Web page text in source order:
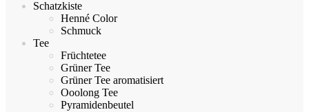
Schatzkiste
Henné Color
Schmuck
Tee
Früchtetee
Grüner Tee
Grüner Tee aromatisiert
Ooolong Tee
Pyramidenbeutel